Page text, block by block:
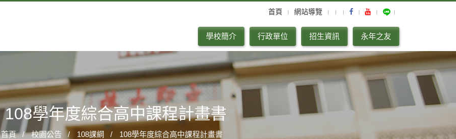
首頁 網站導覽
學校簡介 行政單位 招生資訊 永年之友
108學年度綜合高中課程計畫書
首頁 校園公告 108課綱 108學年度綜合高中課程計畫書